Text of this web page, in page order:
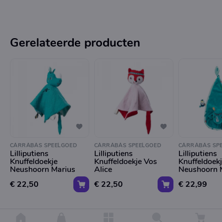
Gerelateerde producten
CARRABAS SPEELGOED
Lilliputiens
Knuffeldoekje
Neushoorn Marius
€ 22,50
CARRABAS SPEELGOED
Lilliputiens
Knuffeldoekje Vos
Alice
€ 22,50
CARRABAS
Lilliputiens
Neushoorn
€ 22,99